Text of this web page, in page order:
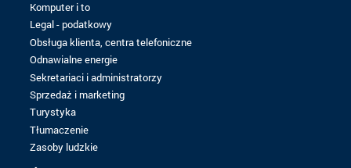
Bac +5
Nie znaleziono rekordu z wybranymi kryteriami